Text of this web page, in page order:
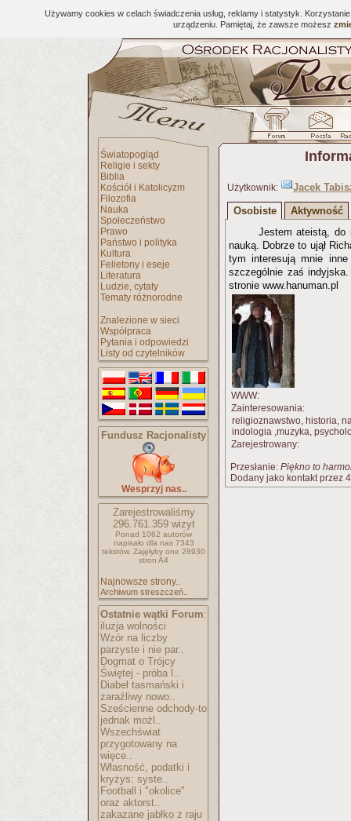
Używamy cookies w celach świadczenia usług, reklamy i statystyk.
urządzeniu. Pamiętaj, że zawsze możesz
Światopogląd
Religie i sekty
Biblia
Kościół i Katolicyzm
Filozofia
Nauka
Społeczeństwo
Prawo
Państwo i polityka
Kultura
Felietony i eseje
Literatura
Ludzie, cytaty
Tematy różnorodne
Znalezione w sieci
Współpraca
Pytania i odpowiedzi
Listy od czytelników
Fundusz Racjonalisty
Wesprzyj nas..
Zarejestrowaliśmy
296.761.359wizyt
Ponad 1062 autorów
napisało dla nas 7343
tekstów. Zajęłyby one 28930
stron A4
Najnowsze strony..
Archiwum streszczeń..
Ostatnie wątki Forum:
iluzja wolności
Wzór na liczby
parzyste i nie par..
Dogmat o Trójcy
Świętej - próba l..
Diabeł tasmański i
zaraźliwy nowo..
Sześcienne odchody-to
jednak możl..
Wszechświat
przygotowany na
więce..
Własność, podatki i
kryzys: syste..
Football i "okolice"
oraz aktorst..
zakazane jabłko z raju
Użytkownik:
Jacek
Osobiste
Aktywność
Jestem ateistą, do
nauką. Dobrze to ujął
tym interesują mnie
szczególnie zaś
stronie www.hanuman.pl
WWW:
Zainteresowania:
religioznawstwo, historia,
indologia ,muzyka,
Zarejestrowany:
Przesłanie: Piękno to
Dodany jako kontakt przez